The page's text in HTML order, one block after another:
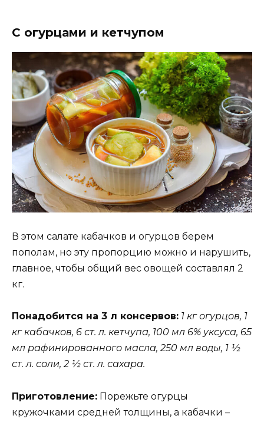
С огурцами и кетчупом
В этом салате кабачков и огурцов берем
пополам, но эту пропорцию можно и нарушить,
главное, чтобы общий вес овощей составлял 2
кг.
Понадобится на 3 л консервов: 1 кг огурцов, 1
кг кабачков, 6 ст. л. кетчупа, 100 мл 6% уксуса, 65
мл рафинированного масла, 250 мл воды, 1 ½
ст. л. соли, 2 ½ ст. л. сахара.
Приготовление: Порежьте огурцы
кружочками средней толщины, а кабачки –